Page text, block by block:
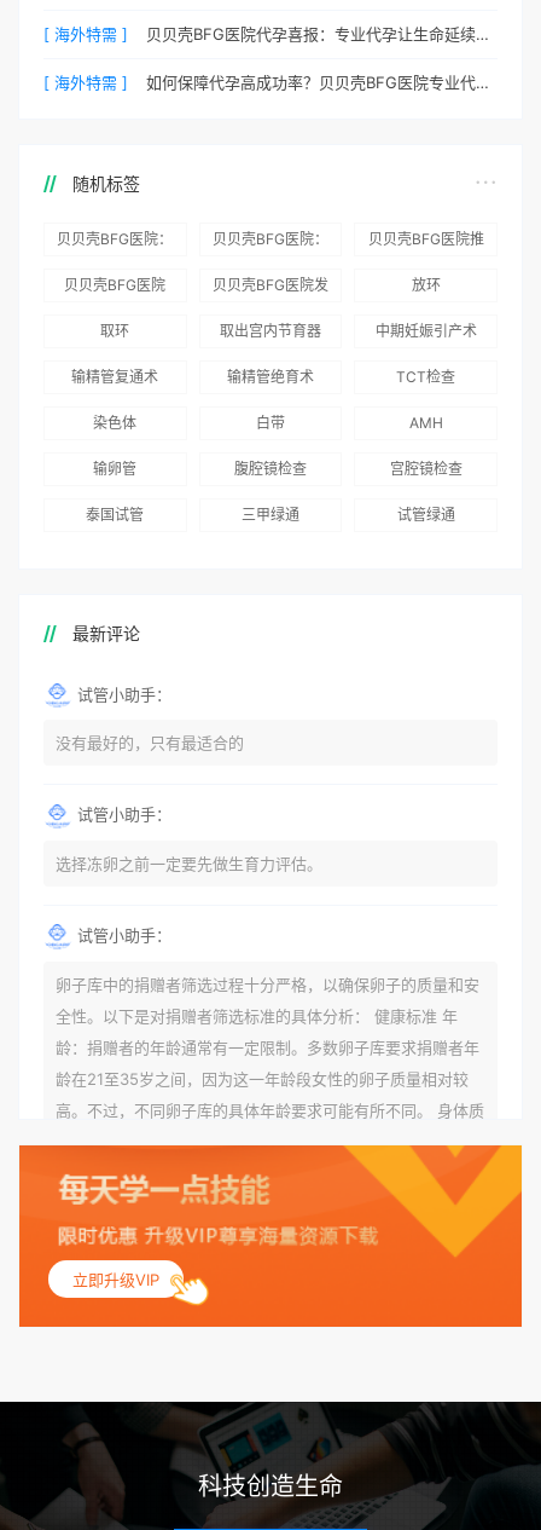
[ 海外特需 ] 贝贝壳BFG医院代孕喜报：专业代孕让生命延续更简单
[ 海外特需 ] 如何保障代孕高成功率？贝贝壳BFG医院专业代孕方案解析
随机标签
贝贝壳BFG医院：
务
贝贝壳BFG医院：
术”和“法律支持”
贝贝壳BFG医院推
贝贝壳BFG医院
贝贝壳BFG医院发
国版）》
放环
取环 取出宫内节育器 中期妊娠引产术
输精管复通术 输精管绝育术 TCT检查
染色体 白带 AMH
输卵管 腹腔镜检查 宫腔镜检查
泰国试管 三甲绿通 试管绿通
最新评论
试管小助手：
没有最好的，只有最适合的
试管小助手：
选择冻卵之前一定要先做生育力评估。
试管小助手：
卵子库中的捐赠者筛选过程十分严格，以确保卵子的质量和安
全性。以下是对捐赠者筛选标准的具体分析： 健康标准 年
龄：捐赠者的年龄通常有一定限制。多数卵子库要求捐赠者年
龄在21至35岁之间，因为这一年龄段女性的卵子质量相对较
高。不过，不同卵子库的具体年龄要求可能有所不同。 身体质
量指数（BMI）：捐赠者的BMI通常需要在正常范围内，以确
保其身体健康状况良好。过高的BMI可能与多种健康问题相关
联，包括不孕症和妊娠并发症。 生殖健康：捐赠者需要有规律
的月经期，无生殖障碍或异常问题。此外，还需要进行详细的
妇科检查，以确保其生殖系统的健康。 遗传病史与家族病史：
捐赠者及其家庭成员需要无严重的遗传病史、精神病史和传染
病史。这通常需要通过基因检测、家族史调查和医疗记录审查
带任何可传染给受卵者的病原体。 药物与生活习惯：捐赠者需
要是非尼古丁使用者、非吸烟者、非吸毒者，并且未使用可能
影响卵子质量的药物，如某些精神药物和避孕植入物。 学历与
心理标准 学历要求：部分卵子库对捐赠者的学历有一定要求，
立即升级VIP
科技创造生命